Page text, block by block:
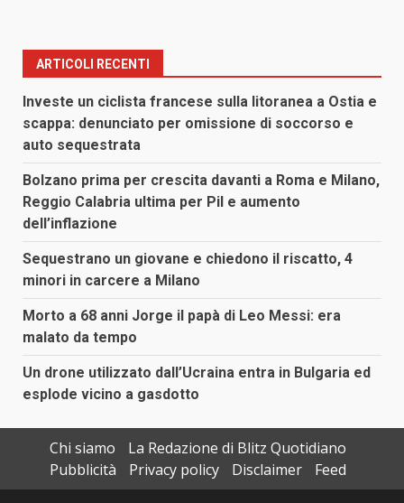
ARTICOLI RECENTI
Investe un ciclista francese sulla litoranea a Ostia e
scappa: denunciato per omissione di soccorso e
auto sequestrata
Bolzano prima per crescita davanti a Roma e Milano,
Reggio Calabria ultima per Pil e aumento
dell’inflazione
Sequestrano un giovane e chiedono il riscatto, 4
minori in carcere a Milano
Morto a 68 anni Jorge il papà di Leo Messi: era
malato da tempo
Un drone utilizzato dall’Ucraina entra in Bulgaria ed
esplode vicino a gasdotto
Chi siamo
La Redazione di Blitz Quotidiano
Pubblicità
Privacy policy Disclaimer
Feed